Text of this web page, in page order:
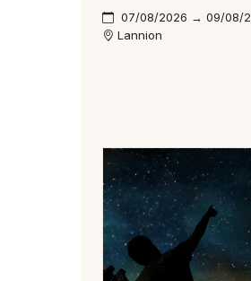
07/08/2026 → 09/08/
Lannion